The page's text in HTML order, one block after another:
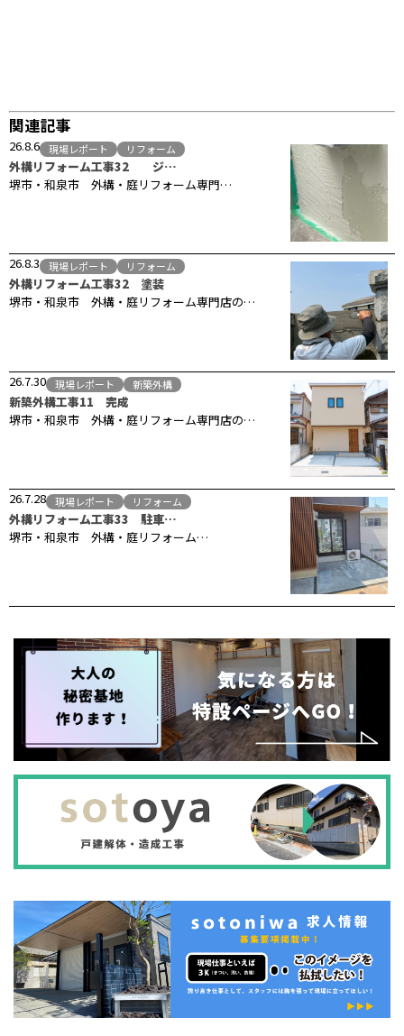
関連記事
26.8.6 現場レポート リフォーム
外構リフォーム工事32 ジ…
堺市・和泉市 外構・庭リフォーム専門…
26.8.3 現場レポート リフォーム
外構リフォーム工事32 塗装
堺市・和泉市 外構・庭リフォーム専門店の…
26.7.30 現場レポート 新築外構
新築外構工事11 完成
堺市・和泉市 外構・庭リフォーム専門店の…
26.7.28 現場レポート リフォーム
外構リフォーム工事33 駐車…
堺市・和泉市 外構・庭リフォーム…